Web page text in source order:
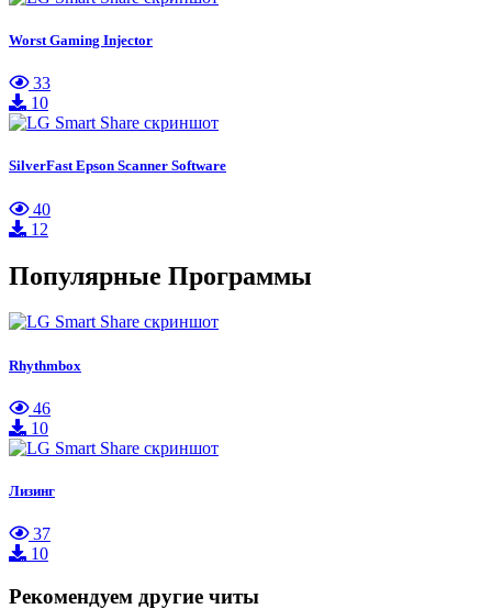
Worst Gaming Injector
33
10
SilverFast Epson Scanner Software
40
12
Популярные Программы
Rhythmbox
46
10
Лизинг
37
10
Рекомендуем другие читы